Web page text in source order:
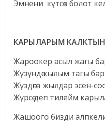
Эмнени күтсөк болот
КАРЫЛАРЫМ
Жароокер асыл жагы
Жүзүндө кылым тагы бар.
Жүздөгөн жылдар эсен-
Жүрсө деп тилейм
Жашоого бизди